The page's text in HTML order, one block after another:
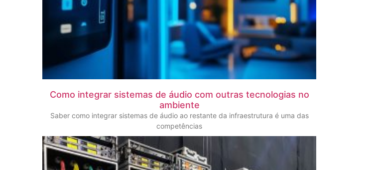
Como integrar sistemas de áudio com outras tecnologias no
ambiente
Saber como integrar sistemas de áudio ao restante da infraestrutura é uma das
competências